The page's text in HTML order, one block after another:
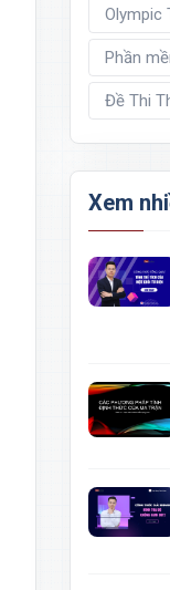
Olympic
Phần
Đề Thi
Xem